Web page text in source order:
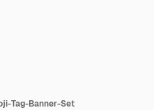
Tag-Banner-Set